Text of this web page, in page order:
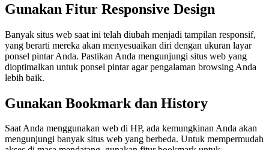
Gunakan Fitur Responsive Design
Banyak situs web saat ini telah diubah menjadi tampilan responsif,
yang berarti mereka akan menyesuaikan diri dengan ukuran layar
ponsel pintar Anda. Pastikan Anda mengunjungi situs web yang
dioptimalkan untuk ponsel pintar agar pengalaman browsing Anda
lebih baik.
Gunakan Bookmark dan History
Saat Anda menggunakan web di HP, ada kemungkinan Anda akan
mengunjungi banyak situs web yang berbeda. Untuk mempermudah